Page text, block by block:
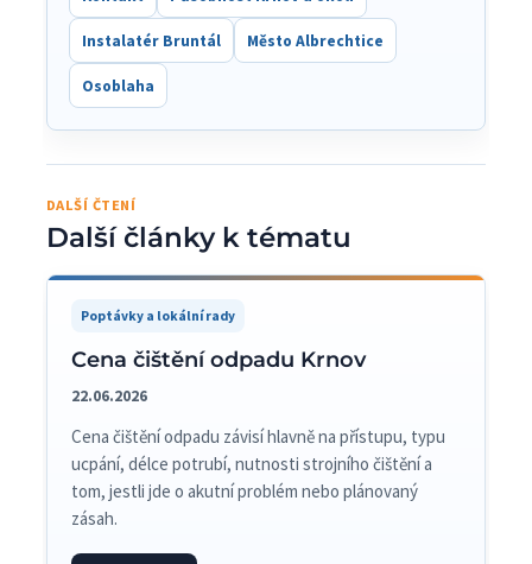
Instalatér Bruntál Město Albrechtice
Osoblaha
DALŠÍ ČTENÍ
Další články k tématu
Poptávky a lokální rady
Cena čištění odpadu Krnov
22.06.2026
Cena čištění odpadu závisí hlavně na přístupu, typu
ucpání, délce potrubí, nutnosti strojního čištění a
tom, jestli jde o akutní problém nebo plánovaný
zásah.